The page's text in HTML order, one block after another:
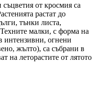
от кросмия са
растат до
тънки листа,
малки, с форма на
интензивни, огнени
жълто), са събрани в
на леторастите от лятото